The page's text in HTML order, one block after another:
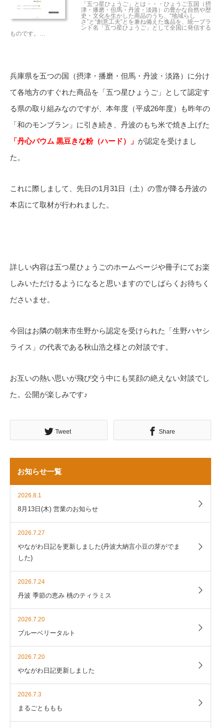
「五つ星ひょうご」とは・・・ひょうご五国（摂
津・播磨・但馬・丹波・淡路）の豊かな自然や歴
史・文化を生かした商品のうち、“地域らし
さ”と“創意工夫”とを兼ね備えた逸品を、統一ブラ
ンド名「五つ星ひょうご」として全国に発信する
ものです。…
兵庫県を五つの国（摂津・播磨・但馬・丹波・淡路）に分け
て各地方のすぐれた商品を「五つ星ひょうご」として認定す
る県の取り組みなのですが、本年度（平成26年度）も昨年の
「和のモンブラン」に引き続き、丹波のもち米で焼き上げた
「丹心バウム 黒豆きな粉（ハード）」 が認定を受けまし
た。
これに際しまして、先日の1月31日（土）の雪が降る丹波の
本店にて取材が行われました。
詳しい内容は五つ星ひょうごのホームページや冊子にてお楽
しみいただけるようになると思いますのでしばらくお待ちく
ださいませ。
今回はお隣の朝来市生野から認定を受けられた「生野ハヤシ
ライス」の代表である秋山浩之様との対談です。
お互いの熱い思いが飛び交う中にも笑顔の絶えない対談でし
た。公開が楽しみです♪
Tweet Share
お知らせ一覧
2026.8.1
8月13日(木) 営業のお知らせ
2026.7.27
やながわ日記を更新しました(丹波大納言小豆の芽がでま
した)
2026.7.24
丹波 季節の恵み 桃のティラミス
2026.7.20
ブルーベリータルト
2026.7.20
やながわ日記更新しました
2026.7.3
まるごとももも